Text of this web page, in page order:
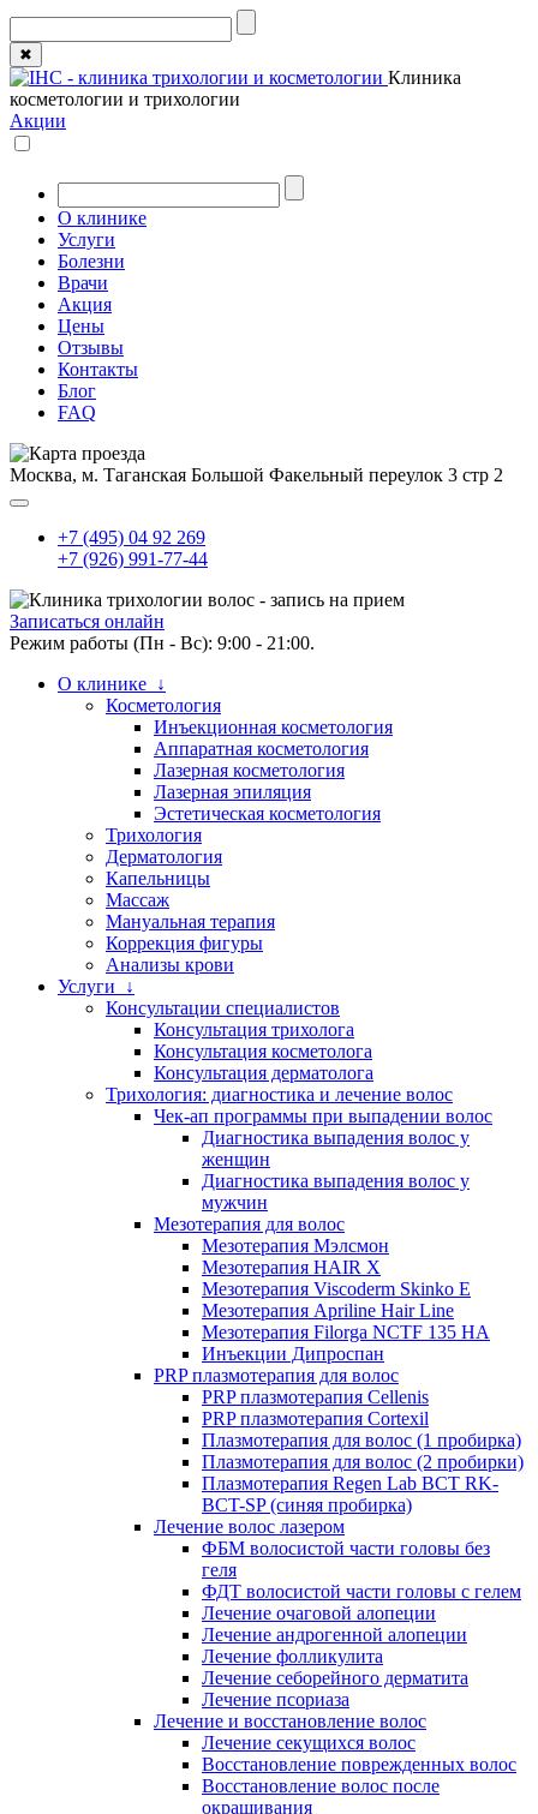
✖
Клиника
косметологии и трихологии
Акции
О клинике
Услуги
Болезни
Врачи
Акция
Цены
Отзывы
Контакты
Блог
FAQ
Москва, м. Таганская Большой Факельный переулок 3 стр 2
+7 (495) 04 92 269
+7 (926) 991-77-44
Записаться онлайн
Режим работы (Пн - Вс): 9:00 - 21:00.
О клинике ↓
Косметология
Инъекционная косметология
Аппаратная косметология
Лазерная косметология
Лазерная эпиляция
Эстетическая косметология
Трихология
Дерматология
Капельницы
Массаж
Мануальная терапия
Коррекция фигуры
Анализы крови
Услуги ↓
Консультации специалистов
Консультация трихолога
Консультация косметолога
Консультация дерматолога
Трихология: диагностика и лечение волос
Чек-ап программы при выпадении волос
Диагностика выпадения волос у
женщин
Диагностика выпадения волос у
мужчин
Мезотерапия для волос
Мезотерапия Мэлсмон
Мезотерапия HAIR X
Мезотерапия Viscoderm Skinko E
Мезотерапия Apriline Hair Line
Мезотерапия Filorga NCTF 135 HA
Инъекции Дипроспан
PRP плазмотерапия для волос
PRP плазмотерапия Cellenis
PRP плазмотерапия Cortexil
Плазмотерапия для волос (1 пробирка)
Плазмотерапия для волос (2 пробирки)
Плазмотерапия Regen Lab BCT RK-
BCT-SP (синяя пробирка)
Лечение волос лазером
ФБМ волосистой части головы без
геля
ФДТ волосистой части головы с гелем
Лечение очаговой алопеции
Лечение андрогенной алопеции
Лечение фолликулита
Лечение себорейного дерматита
Лечение псориаза
Лечение и восстановление волос
Лечение секущихся волос
Восстановление поврежденных волос
Восстановление волос после
окрашивания